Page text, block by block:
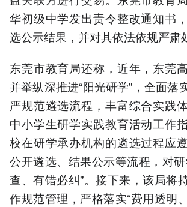
华初级中学发出责令整改通知书
选公示结果，并对其依法依规严肃
东莞市教育局还称，近年，东莞
并举纵深推进“阳光研学”，全面落
严规范遴选流程，丰富综合实践
中小学生研学实践教育活动工作
校在研学承办机构的遴选过程应遵
公开遴选、结果公示等流程，对
查、有错必纠”。接下来，该局将
作规范管理，严格落实“费用透明